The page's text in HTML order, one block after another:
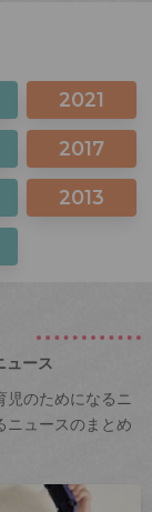
2021
2017
2013
ュース
のためになるニ
ニュースのまとめ